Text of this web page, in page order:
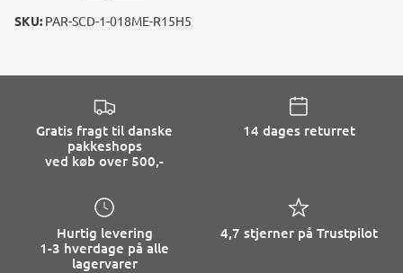
SKU: PAR-SCD-1-018ME-R15H5
Gratis fragt til danske
pakkeshops
ved køb over 500,-
14 dages returret
Hurtig levering
1-3 hverdage på alle
lagervarer
4,7 stjerner på Trustpilot